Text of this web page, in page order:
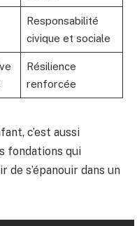
Responsabilité
civique et sociale
Résilience
renforcée
c’est aussi
fondations qui
de s’épanouir dans un